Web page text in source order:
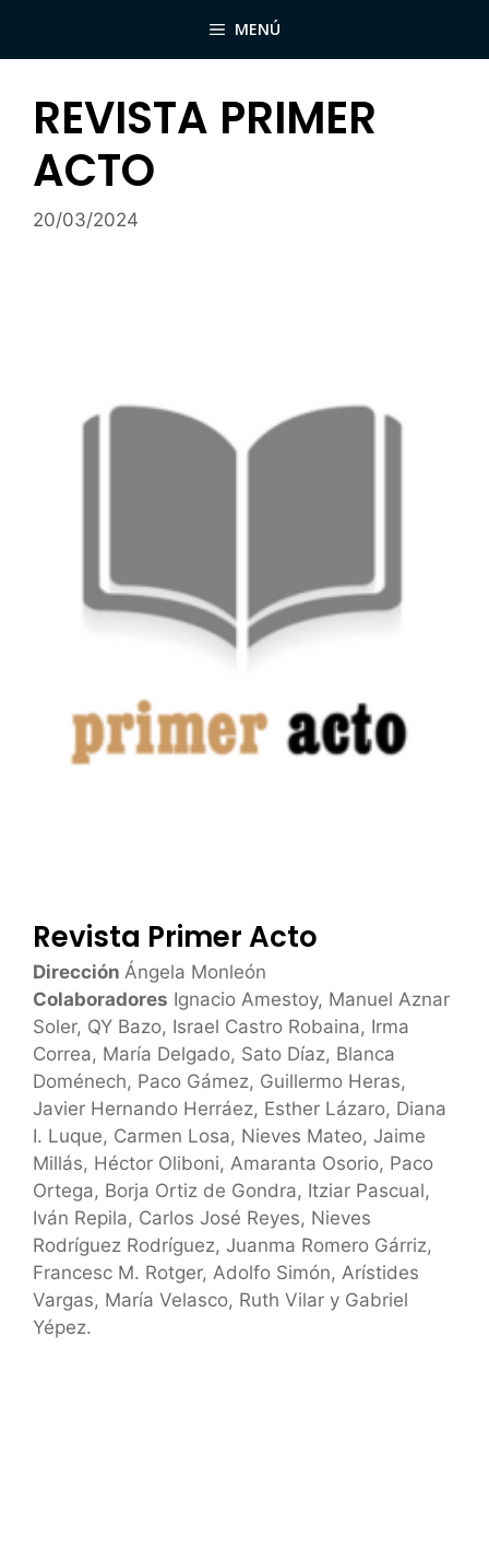
MENÚ
REVISTA PRIMER
ACTO
20/03/2024
Revista Primer Acto
Dirección Ángela Monleón
Colaboradores Ignacio Amestoy, Manuel Aznar
Soler, QY Bazo, Israel Castro Robaina, Irma
Correa, María Delgado, Sato Díaz, Blanca
Doménech, Paco Gámez, Guillermo Heras,
Javier Hernando Herráez, Esther Lázaro, Diana
I. Luque, Carmen Losa, Nieves Mateo, Jaime
Millás, Héctor Oliboni, Amaranta Osorio, Paco
Ortega, Borja Ortiz de Gondra, Itziar Pascual,
Iván Repila, Carlos José Reyes, Nieves
Rodríguez Rodríguez, Juanma Romero Gárriz,
Francesc M. Rotger, Adolfo Simón, Arístides
Vargas, María Velasco, Ruth Vilar y Gabriel
Yépez.